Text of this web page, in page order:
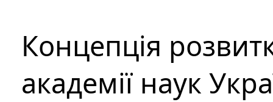
Концепція
академії наук